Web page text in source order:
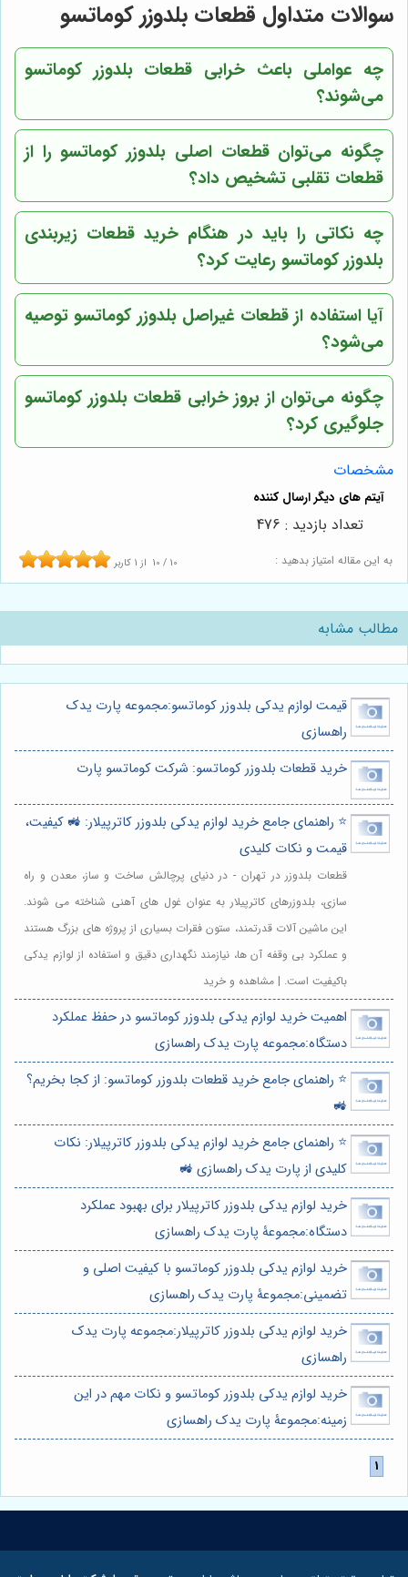
سوالات متداول قطعات بلدوزر کوماتسو
چه عواملی باعث خرابی قطعات بلدوزر کوماتسو
می‌شوند؟
چگونه می‌توان قطعات اصلی بلدوزر کوماتسو را از
قطعات تقلبی تشخیص داد؟
چه نکاتی را باید در هنگام خرید قطعات زیربندی
بلدوزر کوماتسو رعایت کرد؟
آیا استفاده از قطعات غیراصل بلدوزر کوماتسو توصیه
می‌شود؟
چگونه می‌توان از بروز خرابی قطعات بلدوزر کوماتسو
جلوگیری کرد؟
مشخصات
به این مقاله امتیاز بدهید : 10 / 10 از 1 کاربر
تعداد بازدید : 476
مطالب مشابه
قیمت لوازم یدکی بلدوزر کوماتسو:مجموعه پارت یدک
راهسازی
خرید قطعات بلدوزر کوماتسو: شرکت کوماتسو پارت
⭐️ راهنمای جامع خرید لوازم یدکی بلدوزر کاترپیلار: 🚜 کیفیت،
قیمت و نکات کلیدی
قطعات بلدوزر در تهران - در دنیای پرچالش ساخت و ساز، معدن و راه
سازی، بلدوزرهای کاترپیلار به عنوان غول های آهنی شناخته می شوند.
این ماشین آلات قدرتمند، ستون فقرات بسیاری از پروژه های بزرگ هستند
و عملکرد بی وقفه آن ها، نیازمند نگهداری دقیق و استفاده از لوازم یدکی
باکیفیت است. | مشاهده و خرید
اهمیت خرید لوازم یدکی بلدوزر کوماتسو در حفظ عملکرد
دستگاه:مجموعه پارت یدک راهسازی
⭐️ راهنمای جامع خرید قطعات بلدوزر کوماتسو: از کجا بخریم؟
🚜
⭐️ راهنمای جامع خرید لوازم یدکی بلدوزر کاترپیلار: نکات
کلیدی از پارت یدک راهسازی 🚜
خرید لوازم یدکی بلدوزر کاترپیلار برای بهبود عملکرد
دستگاه:مجموعۀ پارت یدک راهسازی
خرید لوازم یدکی بلدوزر کوماتسو با کیفیت اصلی و
تضمینی:مجموعۀ پارت یدک راهسازی
خرید لوازم یدکی بلدوزر کاترپیلار:مجموعه پارت یدک
راهسازی
خرید لوازم یدکی بلدوزر کوماتسو و نکات مهم در این
زمینه:مجموعۀ پارت یدک راهسازی